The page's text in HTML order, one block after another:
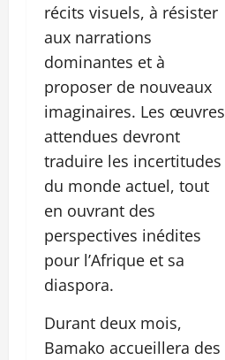
récits visuels, à résister
aux narrations
dominantes et à
proposer de nouveaux
imaginaires. Les œuvres
attendues devront
traduire les incertitudes
du monde actuel, tout
en ouvrant des
perspectives inédites
pour l’Afrique et sa
diaspora.
Durant deux mois,
Bamako accueillera des